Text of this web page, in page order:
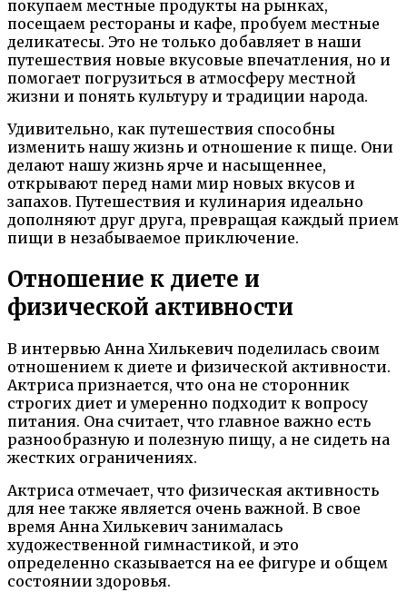
покупаем местные продукты на рынках,
посещаем рестораны и кафе, пробуем местные
деликатесы. Это не только добавляет в наши
путешествия новые вкусовые впечатления, но и
помогает погрузиться в атмосферу местной
жизни и понять культуру и традиции народа.
Удивительно, как путешествия способны
изменить нашу жизнь и отношение к пище. Они
делают нашу жизнь ярче и насыщеннее,
открывают перед нами мир новых вкусов и
запахов. Путешествия и кулинария идеально
дополняют друг друга, превращая каждый прием
пищи в незабываемое приключение.
Отношение к диете и
физической активности
В интервью Анна Хилькевич поделилась своим
отношением к диете и физической активности.
Актриса признается, что она не сторонник
строгих диет и умеренно подходит к вопросу
питания. Она считает, что главное важно есть
разнообразную и полезную пищу, а не сидеть на
жестких ограничениях.
Актриса отмечает, что физическая активность
для нее также является очень важной. В свое
время Анна Хилькевич занималась
художественной гимнастикой, и это
определенно сказывается на ее фигуре и общем
состоянии здоровья.